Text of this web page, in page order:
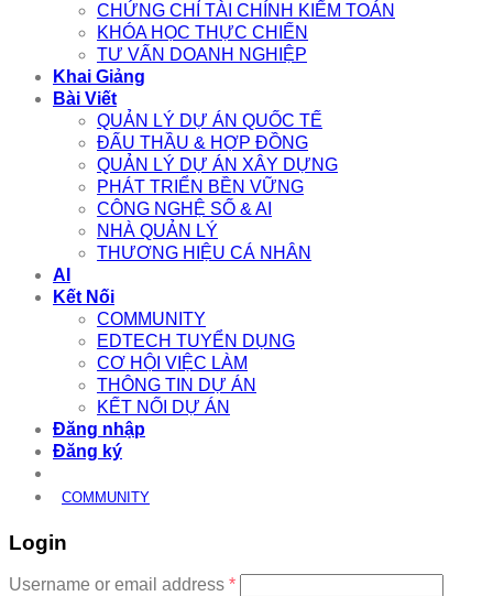
CHỨNG CHỈ TÀI CHÍNH KIỂM TOÁN
KHÓA HỌC THỰC CHIẾN
TƯ VẤN DOANH NGHIỆP
Khai Giảng
Bài Viết
QUẢN LÝ DỰ ÁN QUỐC TẾ
ĐẤU THẦU & HỢP ĐỒNG
QUẢN LÝ DỰ ÁN XÂY DỰNG
PHÁT TRIỂN BỀN VỮNG
CÔNG NGHỆ SỐ & AI
NHÀ QUẢN LÝ
THƯƠNG HIỆU CÁ NHÂN
AI
Kết Nối
COMMUNITY
EDTECH TUYỂN DỤNG
CƠ HỘI VIỆC LÀM
THÔNG TIN DỰ ÁN
KẾT NỐI DỰ ÁN
Đăng nhập
Đăng ký
COMMUNITY
Login
Username or email address *Required